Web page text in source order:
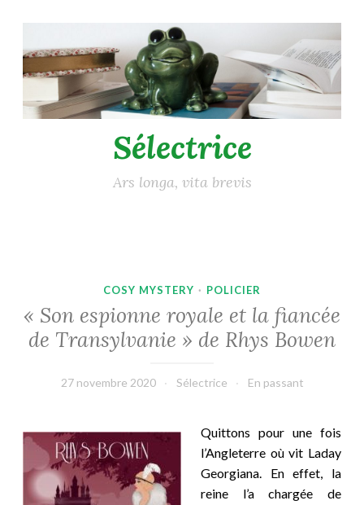
au
contenu
principal
Sélectrice
Ars longa, vita brevis
COSY MYSTERY · POLICIER
« Son espionne royale et la fiancée
de Transylvanie » de Rhys Bowen
27 novembre 2020 Sélectrice En passant
Quittons pour une fois
l’Angleterre où vit Laday
Georgiana. En effet, la
reine l’a chargée de